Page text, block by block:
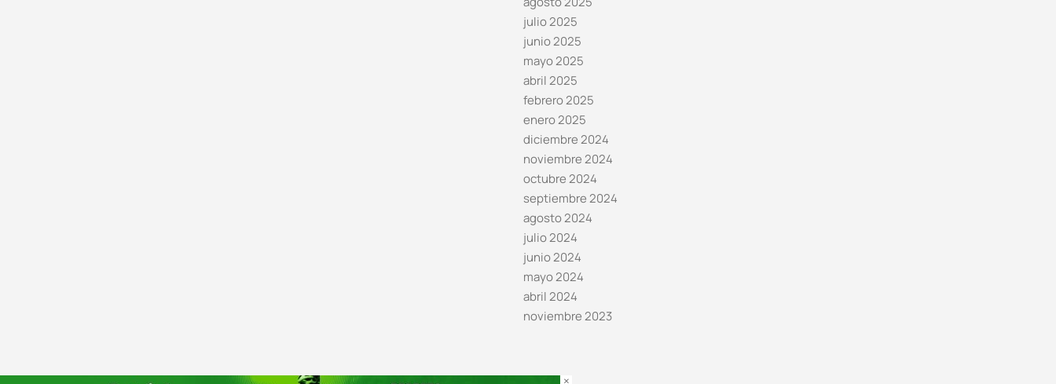
julio 2025
junio 2025
mayo 2025
abril 2025
febrero 2025
enero 2025
diciembre 2024
noviembre 2024
octubre 2024
septiembre 2024
agosto 2024
julio 2024
junio 2024
mayo 2024
abril 2024
noviembre 2023